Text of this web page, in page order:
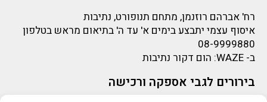
רח' אברהם רוזנמן, מתחם תנופורט, נתיבות
איסוף עצמי יתבצע בימים א' עד ה' בתיאום מראש בטלפון
08-9999880
ב- WAZE: הום דקור נתיבות
בירורים לגבי אספקה ורכישה